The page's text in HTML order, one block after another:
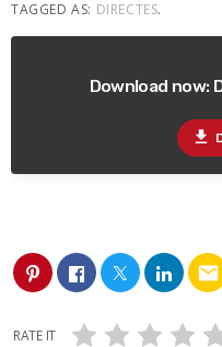
TAGGED AS: DIRECTES.
Download now:
file_download
email
RATE IT